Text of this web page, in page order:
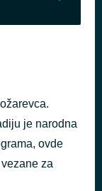
je narodna
ovde
za